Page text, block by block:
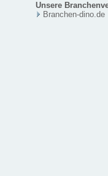
Unsere
Branchen-dino.de